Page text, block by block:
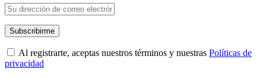
Al registrarte, aceptas nuestros términos y nuestras Políticas de
privacidad